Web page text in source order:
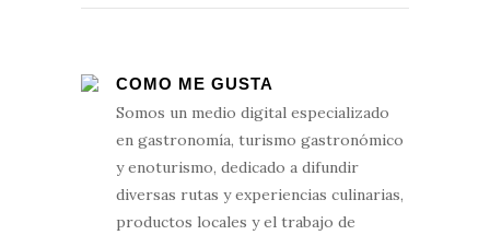
COMO ME GUSTA
Somos un medio digital especializado
en gastronomía, turismo gastronómico
y enoturismo, dedicado a difundir
diversas rutas y experiencias culinarias,
productos locales y el trabajo de